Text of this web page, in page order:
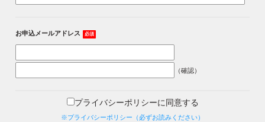
お申込メールアドレス 必須
（確認）
プライバシーポリシーに同意する
※プライバシーポリシー（必ずお読みください）